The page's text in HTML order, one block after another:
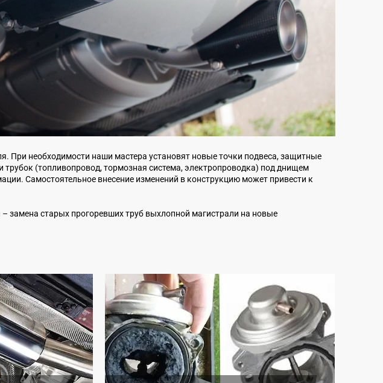
При необходимости наши мастера установят новые точки подвеса, защитные
(топливопровод, тормозная система, электропроводка) под днищем
Самостоятельное внесение изменений в конструкцию может привести к
замена старых прогоревших труб выхлопной магистрали на новые